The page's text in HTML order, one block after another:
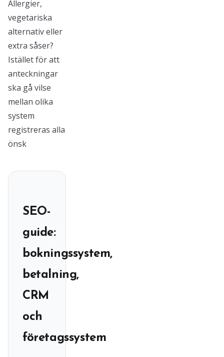
Allergier,
vegetariska
alternativ eller
extra såser?
Istället för att
anteckningar
ska gå vilse
mellan olika
system
registreras alla
önsk
SEO-
guide:
bokningssystem,
betalning,
CRM
och
företagssystem